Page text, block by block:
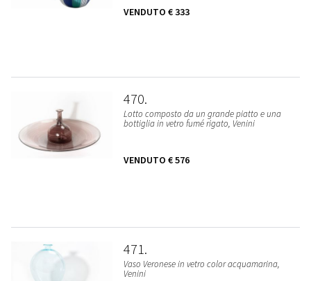
VENDUTO € 333
470
Lotto composto da un grande piatto e una
bottiglia in vetro fumé rigato, Venini
VENDUTO € 576
471
Vaso Veronese in vetro color acquamarina,
Venini